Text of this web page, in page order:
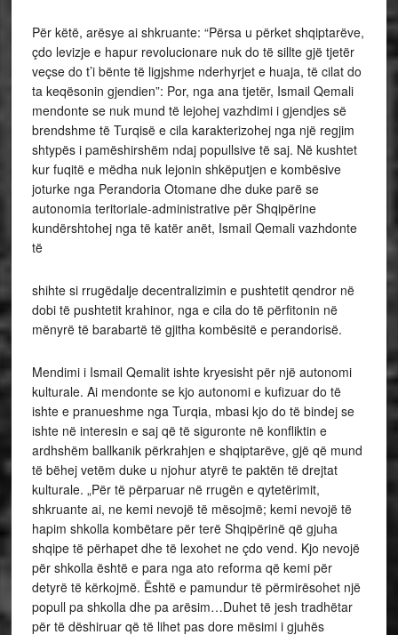
Për këtë, arësye ai shkruante: “Përsa u përket shqiptarëve,
çdo levizje e hapur revolucionare nuk do të sillte gjë tjetër
veçse do t’i bënte të ligjshme nderhyrjet e huaja, të cilat do
ta keqësonin gjendien”: Por, nga ana tjetër, Ismail Qemali
mendonte se nuk mund të lejohej vazhdimi i gjendjes së
brendshme të Turqisë e cila karakterizohej nga një regjim
shtypës i pamëshirshëm ndaj popullsive të saj. Në kushtet
kur fuqitë e mëdha nuk lejonin shkëputjen e kombësive
joturke nga Perandoria Otomane dhe duke parë se
autonomia teritoriale-administrative për Shqipërine
kundërshtohej nga të katër anët, Ismail Qemali vazhdonte
të
shihte si rrugëdalje decentralizimin e pushtetit qendror në
dobi të pushtetit krahinor, nga e cila do të përfitonin në
mënyrë të barabartë të gjitha kombësitë e perandorisë.
Mendimi i Ismail Qemalit ishte kryesisht për një autonomi
kulturale. Ai mendonte se kjo autonomi e kufizuar do të
ishte e pranueshme nga Turqia, mbasi kjo do të bindej se
ishte në interesin e saj që të siguronte në konfliktin e
ardhshëm ballkanik përkrahjen e shqiptarëve, gjë që mund
të bëhej vetëm duke u njohur atyrë te paktën të drejtat
kulturale. „Për të përparuar në rrugën e qytetërimit,
shkruante ai, ne kemi nevojë të mësojmë; kemi nevojë të
hapim shkolla kombëtare për terë Shqipërinë që gjuha
shqipe të përhapet dhe të lexohet ne çdo vend. Kjo nevojë
për shkolla është e para nga ato reforma që kemi për
detyrë të kërkojmë. Është e pamundur të përmirësohet një
popull pa shkolla dhe pa arësim…Duhet të jesh tradhëtar
për të dëshiruar që të lihet pas dore mësimi i gjuhës